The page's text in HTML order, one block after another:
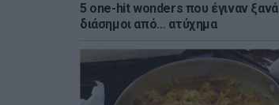
5 one-hit wonders που έγιναν ξανά
διάσημοι από… ατύχημα